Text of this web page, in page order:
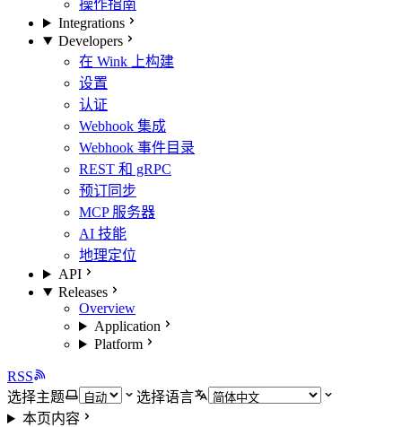
操作指南
Integrations
Developers
在 Wink 上构建
设置
认证
Webhook 集成
Webhook 事件目录
REST 和 gRPC
预订同步
MCP 服务器
AI 技能
地理定位
API
Releases
Overview
Application
Platform
RSS
选择主题
选择语言
本页内容